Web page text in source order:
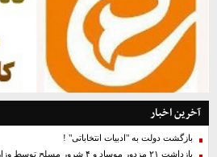
آخرین اخبار
بازگشت دولت به "ادبیات انتخاباتی" !
بازداشت ۲۱ مزدور موساد و ۴ شرور مسلح توسط وزارت اطلاعات